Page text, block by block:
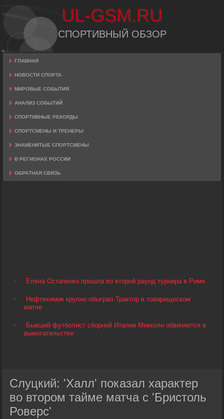
UL-GSM.RU
СПОРТИВНЫЙ ОБЗОР
ГЛАВНАЯ
НОВОСТИ СПОРТА
МИРОВЫЕ СОБЫТИЯ
АНАЛИЗ СОБЫТИЙ
СПОРТИВНЫЕ РЕКОРДЫ
СПОРТСМЕНЫ И ТРЕНЕРЫ
ЗНАМЕНИТЫЕ СПОРТСМЕНЫ
В РЕГИОНАХ РОССИИ
ОБРАТНАЯ СВЯЗЬ
Елена Остапенко прошла во второй раунд турнира в Риме
Нефтехимик крупно обыграл Трактор в товарищеском
матче
Бывший футболист сборной Италии Микколи обвиняется в
вымогательстве
Слуцкий: 'Халл' показал характер
во втором тайме матча с 'Бристоль
Роверс'